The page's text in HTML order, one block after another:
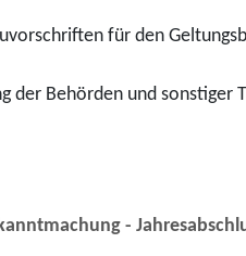
für den
der Behörden und sonstiger
-